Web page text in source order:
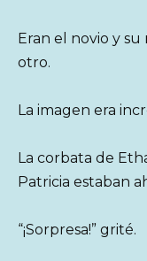
Eran el novio y
otro.
La imagen era
La corbata de
Patricia estaban
“¡Sorpresa!” grité.